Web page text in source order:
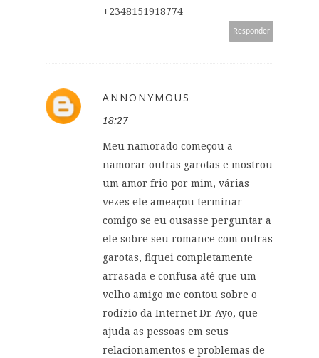
+2348151918774
Responder
ANNONYMOUS
18:27
Meu namorado começou a
namorar outras garotas e mostrou
um amor frio por mim, várias
vezes ele ameaçou terminar
comigo se eu ousasse perguntar a
ele sobre seu romance com outras
garotas, fiquei completamente
arrasada e confusa até que um
velho amigo me contou sobre o
rodízio da Internet Dr. Ayo, que
ajuda as pessoas em seus
relacionamentos e problemas de